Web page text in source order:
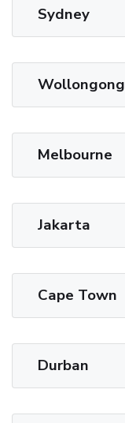
Sydney
Wollongong
Melbourne
Jakarta
Cape Town
Durban